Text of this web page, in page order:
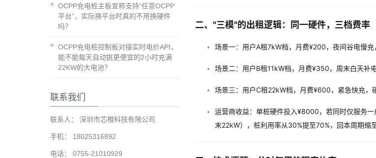
二、"三模"的出租逻辑：同一硬件，三档费率
场景一：用户A租7kW档，月费¥200，夜间谷电慢充
场景二：用户B租11kW档，月费¥350，周末白天补
场景三：用户C租22kW档，月费¥600，紧急快充，
运营商收益：单桩硬件投入¥8000，若同时仅服务
末22kW），桩利用率从30%提至70%，回本周期缩
OCPP充电桩主板宣称支持“任意OCPP
平台”，实际换平台时真的不用换硬件
吗？
OCPP充电桩控制板对接实时电价API，
能不能每天自动挑更便宜的2小时充满
22KW的大电池？
联系我们
联系人： 深圳市芯橙科技有限公司
手机： 18025316892
电话： 0755-21010929